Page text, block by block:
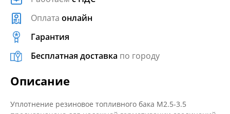
Оплата онлайн
Гарантия
Бесплатная доставка по городу
Описание
Уплотнение резиновое топливного бака M2.5-3.5